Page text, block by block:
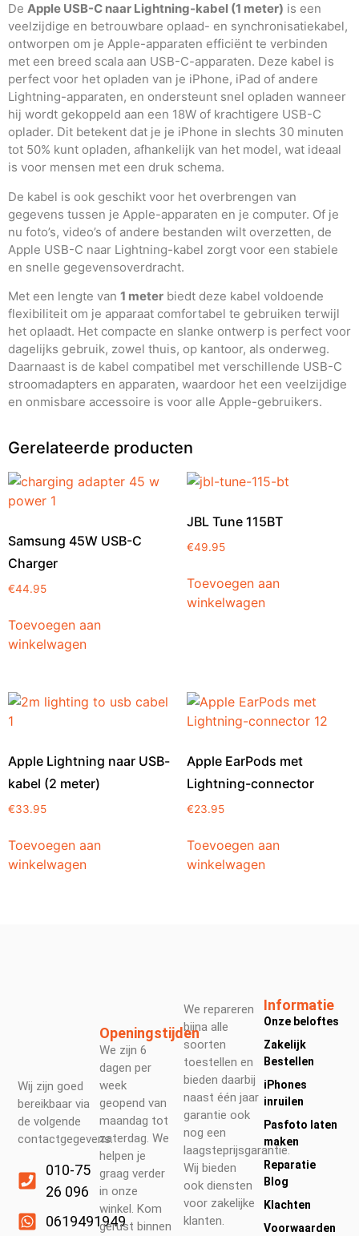
De Apple USB-C naar Lightning-kabel (1 meter) is een
veelzijdige en betrouwbare oplaad- en synchronisatiekabel,
ontworpen om je Apple-apparaten efficiënt te verbinden
met een breed scala aan USB-C-apparaten. Deze kabel is
perfect voor het opladen van je iPhone, iPad of andere
Lightning-apparaten, en ondersteunt snel opladen wanneer
hij wordt gekoppeld aan een 18W of krachtigere USB-C
oplader. Dit betekent dat je je iPhone in slechts 30 minuten
tot 50% kunt opladen, afhankelijk van het model, wat ideaal
is voor mensen met een druk schema.
De kabel is ook geschikt voor het overbrengen van
gegevens tussen je Apple-apparaten en je computer. Of je
nu foto’s, video’s of andere bestanden wilt overzetten, de
Apple USB-C naar Lightning-kabel zorgt voor een stabiele
en snelle gegevensoverdracht.
Met een lengte van 1 meter biedt deze kabel voldoende
flexibiliteit om je apparaat comfortabel te gebruiken terwijl
het oplaadt. Het compacte en slanke ontwerp is perfect voor
dagelijks gebruik, zowel thuis, op kantoor, als onderweg.
Daarnaast is de kabel compatibel met verschillende USB-C
stroomadapters en apparaten, waardoor het een veelzijdige
en onmisbare accessoire is voor alle Apple-gebruikers.
Gerelateerde producten
Samsung 45W USB-C
Charger
€44.95
Toevoegen aan
winkelwagen
JBL Tune 115BT
€49.95
Toevoegen aan
winkelwagen
Apple Lightning naar USB-
kabel (2 meter)
€33.95
Toevoegen aan
winkelwagen
Apple EarPods met
Lightning-connector
€23.95
Toevoegen aan
winkelwagen
Wij zijn goed
bereikbaar via
de volgende
contactgegevens.
010-75
26 096
0619491949
We repareren
bijna alle
soorten
toestellen en
bieden daarbij
naast één jaar
garantie ook
nog een
laagsteprijsgarantie.
Wij bieden
ook diensten
voor zakelijke
klanten.
Openingstijden
We zijn 6
dagen per
week
geopend van
maandag tot
zaterdag. We
helpen je
graag verder
in onze
winkel. Kom
gerust binnen
Informatie
Onze beloftes
Zakelijk
Bestellen
iPhones
inruilen
Pasfoto laten
maken
Reparatie
Blog
Klachten
Voorwaarden